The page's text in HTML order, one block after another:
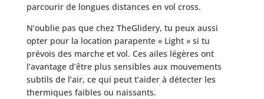
parcourir de longues distances en vol cross.
N’oublie pas que chez TheGlidery, tu peux aussi
opter pour la location parapente « Light » si tu
prévois des marche et vol. Ces ailes légères ont
l’avantage d’être plus sensibles aux mouvements
subtils de l’air, ce qui peut t’aider à détecter les
thermiques faibles ou naissants.